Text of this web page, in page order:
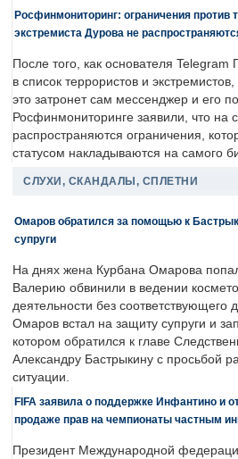
Росфинмониторинг: ограничения против
экстремиста Дурова не
После того, как основателя Telegram
в список террористов и
это затронет сам мессенджер и его
Росфинмониторинге заявили, что на
распространяются ограничения,
статусом накладываются на самого
СЛУХИ, СКАНДАЛЫ, СПЛЕТНИ
Омаров обратился за помощью к
супруги
На днях жена Курбана Омарова
Валерию обвинили в ведении
деятельности без соответствующего
Омаров встал на защиту супруги и
котором обратился к главе
Александру Бастрыкину с просьбой
ситуации.
FIFA заявила о поддержке Инфантино и
продаже прав на чемпионаты частным
Президент Международной